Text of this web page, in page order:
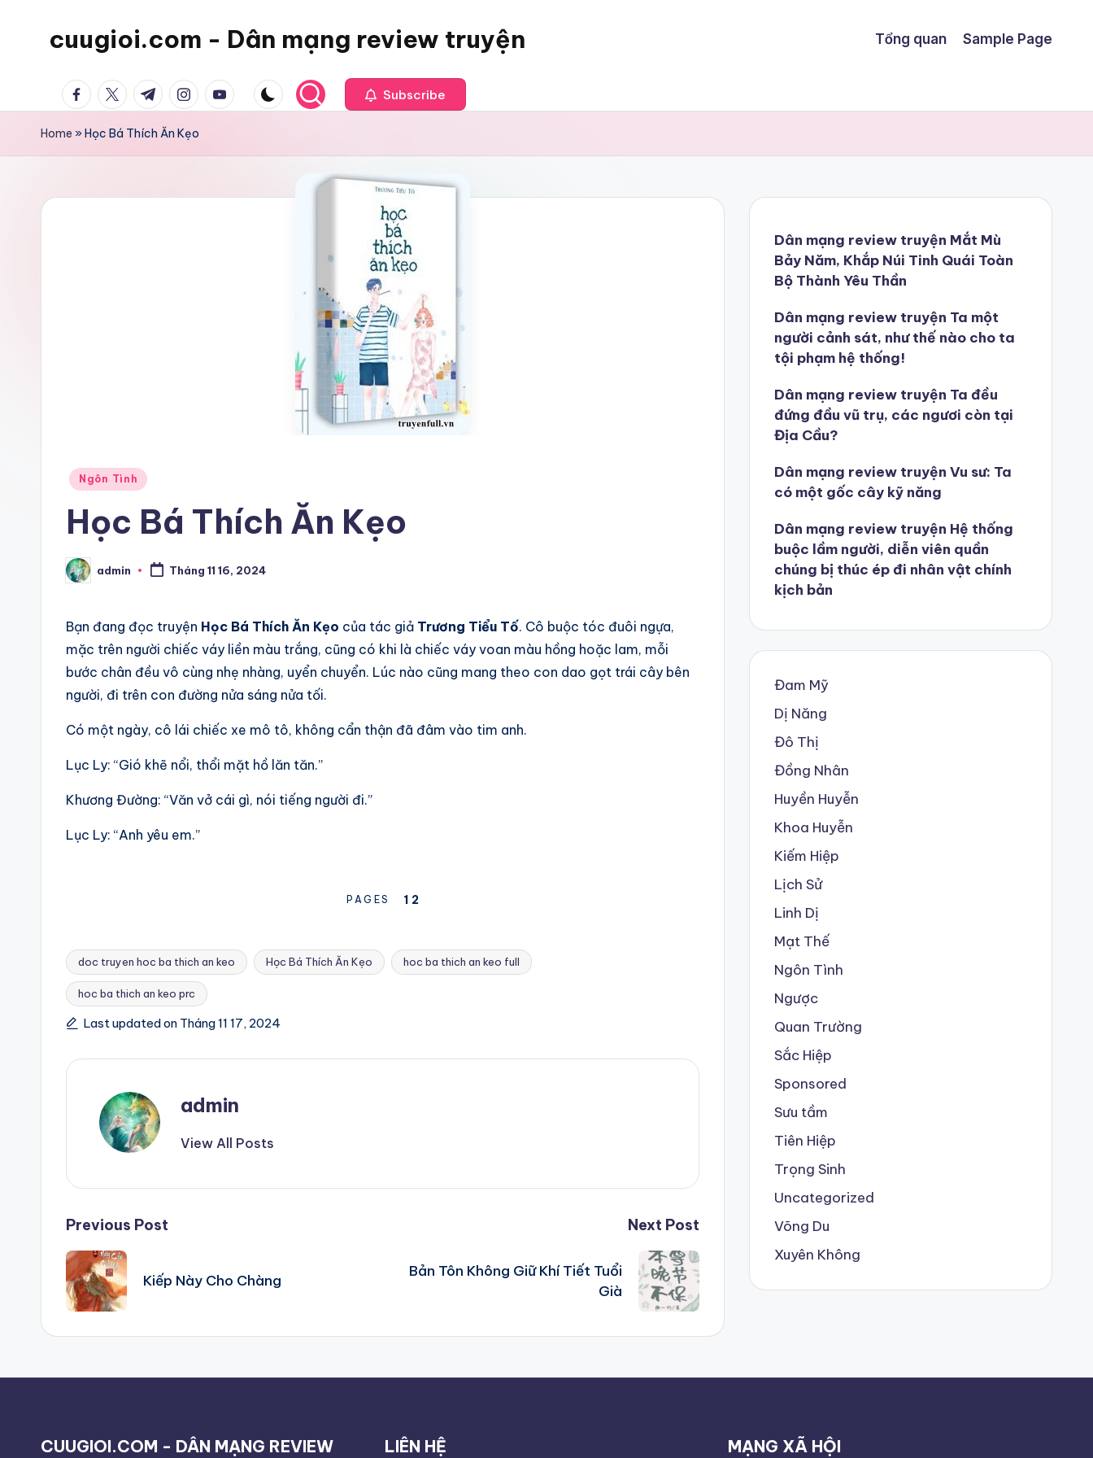
cuugioi.com - Dân mạng review truyện Tổng quan Sample Page
facebook.com
twitter.com
t.me instagram.com
youtube.com Subscribe
Home »Học Bá Thích Ăn Kẹo
Posted
Ngôn Tình
Học Bá Thích Ăn Kẹo
Posted
by
admin Tháng 11 16, 2024
Bạn đang đọc truyện Học Bá Thích Ăn Kẹo của tác giả Trương Tiểu Tố. Cô buộc tóc đuôi ngựa,
mặc trên người chiếc váy liền màu trắng, cũng có khi là chiếc váy voan màu hồng hoặc lam, mỗi
bước chân đều vô cùng nhẹ nhàng, uyển chuyển. Lúc nào cũng mang theo con dao gọt trái cây bên
người, đi trên con đường nửa sáng nửa tối.
Có một ngày, cô lái chiếc xe mô tô, không cẩn thận đã đâm vào tim anh.
Lục Ly: “Gió khẽ nổi, thổi mặt hồ lăn tăn.”
Khương Đường: “Văn vở cái gì, nói tiếng người đi.”
Lục Ly: “Anh yêu em.”
PAGES 1 2
Tags:
doc truyen hoc ba thich an keo Học Bá Thích Ăn Kẹo hoc ba thich an keo full
hoc ba thich an keo prc
Last updated on Tháng 11 17, 2024
admin
View All Posts
Post
navigation
Previous Post
Kiếp Này Cho Chàng
Next Post
Bản Tôn Không Giữ Khí Tiết Tuổi
Già
Dân mạng review truyện Mắt Mù
Bảy Năm, Khắp Núi Tinh Quái Toàn
Bộ Thành Yêu Thần
Dân mạng review truyện Ta một
người cảnh sát, như thế nào cho ta
tội phạm hệ thống!
Dân mạng review truyện Ta đều
đứng đầu vũ trụ, các ngươi còn tại
Địa Cầu?
Dân mạng review truyện Vu sư: Ta
có một gốc cây kỹ năng
Dân mạng review truyện Hệ thống
buộc lầm người, diễn viên quần
chúng bị thúc ép đi nhân vật chính
kịch bản
Đam Mỹ
Dị Năng
Đô Thị
Đồng Nhân
Huyền Huyễn
Khoa Huyễn
Kiếm Hiệp
Lịch Sử
Linh Dị
Mạt Thế
Ngôn Tình
Ngược
Quan Trường
Sắc Hiệp
Sponsored
Sưu tầm
Tiên Hiệp
Trọng Sinh
Uncategorized
Võng Du
Xuyên Không
CUUGIOI.COM - DÂN MẠNG REVIEW LIÊN HỆ MẠNG XÃ HỘI